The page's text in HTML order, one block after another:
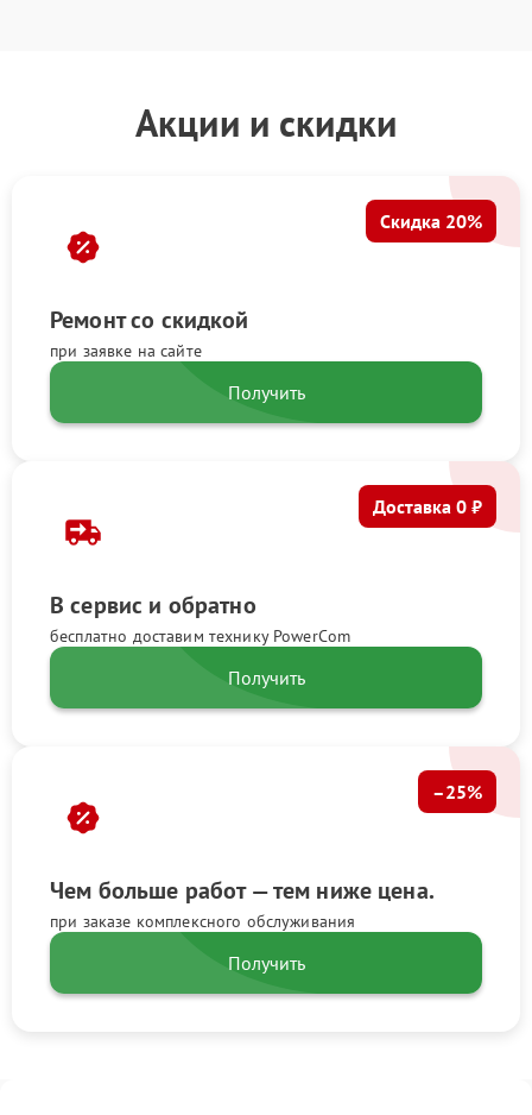
Акции и скидки
Ремонт со скидкой
при заявке на сайте
Скидка 20%
Получить
В сервис и обратно
бесплатно доставим технику PowerCom
Доставка 0 ₽
Получить
Чем больше работ — тем ниже цена.
при заказе комплексного обслуживания
–25%
Получить